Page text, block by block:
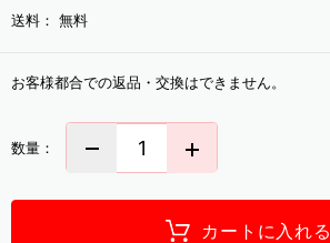
送料： 無料
お客様都合での返品・交換はできません。
数量：
カートに入れる